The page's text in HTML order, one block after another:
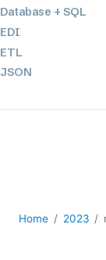
Database + SQL
EDI
ETL
JSON
Mobiele
XBRLHome 2023